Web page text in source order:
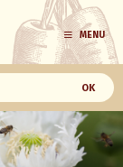
MENU